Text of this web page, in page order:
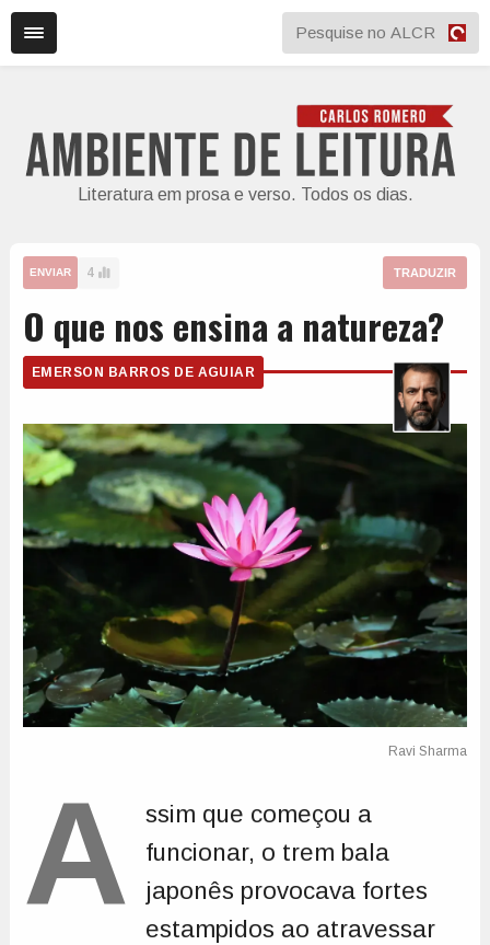
Literatura em prosa e verso. Todos os dias.
ENVIAR 4 TRADUZIR
O que nos ensina a natureza?
EMERSON BARROS DE AGUIAR
A
ssim que começou a
funcionar, o trem bala
japonês provocava fortes
estampidos ao atravessar